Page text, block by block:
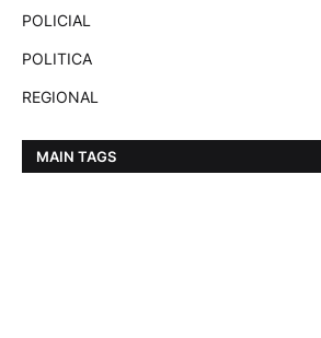
POLICIAL
POLITICA
REGIONAL
MAIN TAGS